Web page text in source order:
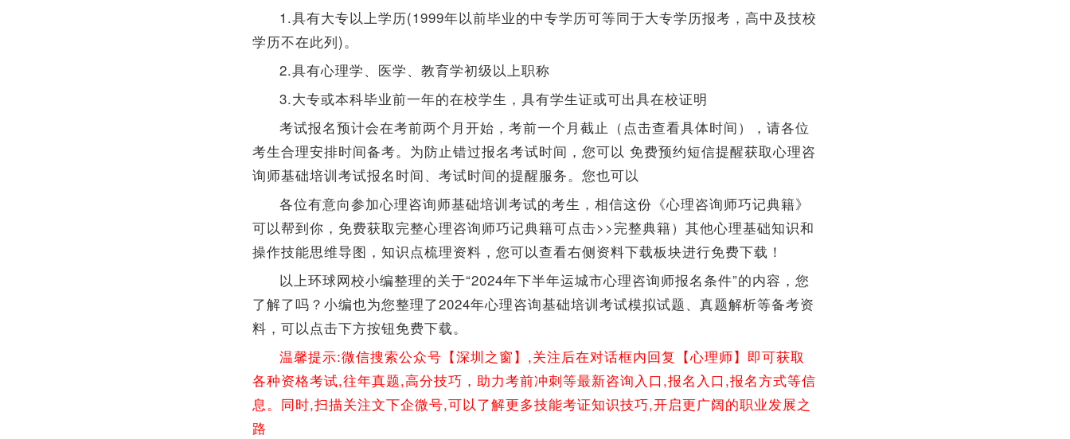
1.具有大专以上学历(1999年以前毕业的中专学历可等同于大专学历报考，高中及技校
学历不在此列)。
2.具有心理学、医学、教育学初级以上职称
3.大专或本科毕业前一年的在校学生，具有学生证或可出具在校证明
考试报名预计会在考前两个月开始，考前一个月截止（点击查看具体时间），请各位
考生合理安排时间备考。为防止错过报名考试时间，您可以 免费预约短信提醒获取心理咨
询师基础培训考试报名时间、考试时间的提醒服务。您也可以
各位有意向参加心理咨询师基础培训考试的考生，相信这份《心理咨询师巧记典籍》
可以帮到你，免费获取完整心理咨询师巧记典籍可点击>>完整典籍）其他心理基础知识和
操作技能思维导图，知识点梳理资料，您可以查看右侧资料下载板块进行免费下载！
以上环球网校小编整理的关于“2024年下半年运城市心理咨询师报名条件”的内容，您
了解了吗？小编也为您整理了2024年心理咨询基础培训考试模拟试题、真题解析等备考资
料，可以点击下方按钮免费下载。
温馨提示:微信搜索公众号【深圳之窗】,关注后在对话框内回复【心理师】即可获取
各种资格考试,往年真题,高分技巧，助力考前冲刺等最新咨询入口,报名入口,报名方式等信
息。同时,扫描关注文下企微号,可以了解更多技能考证知识技巧,开启更广阔的职业发展之
路